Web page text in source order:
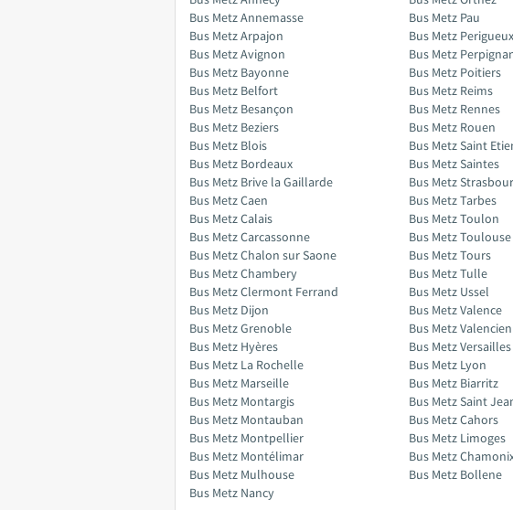
Bus Metz Annemasse
Bus Metz Arpajon
Bus Metz Avignon
Bus Metz Bayonne
Bus Metz Belfort
Bus Metz Besançon
Bus Metz Beziers
Bus Metz Blois
Bus Metz Bordeaux
Bus Metz Brive la Gaillarde
Bus Metz Caen
Bus Metz Calais
Bus Metz Carcassonne
Bus Metz Chalon sur Saone
Bus Metz Chambery
Bus Metz Clermont Ferrand
Bus Metz Dijon
Bus Metz Grenoble
Bus Metz Hyères
Bus Metz La Rochelle
Bus Metz Marseille
Bus Metz Montargis
Bus Metz Montauban
Bus Metz Montpellier
Bus Metz Montélimar
Bus Metz Mulhouse
Bus Metz Nancy
Bus Metz Pau
Bus Metz Perigueux
Bus Metz
Bus Metz Poitiers
Bus Metz Reims
Bus Metz Rennes
Bus Metz Rouen
Bus Metz Saint
Bus Metz Saintes
Bus Metz
Bus Metz Tarbes
Bus Metz Toulon
Bus Metz Toulouse
Bus Metz Tours
Bus Metz Tulle
Bus Metz Ussel
Bus Metz Valence
Bus Metz
Bus Metz Versailles
Bus Metz Lyon
Bus Metz Biarritz
Bus Metz Saint
Bus Metz Cahors
Bus Metz Limoges
Bus Metz
Bus Metz Bollene